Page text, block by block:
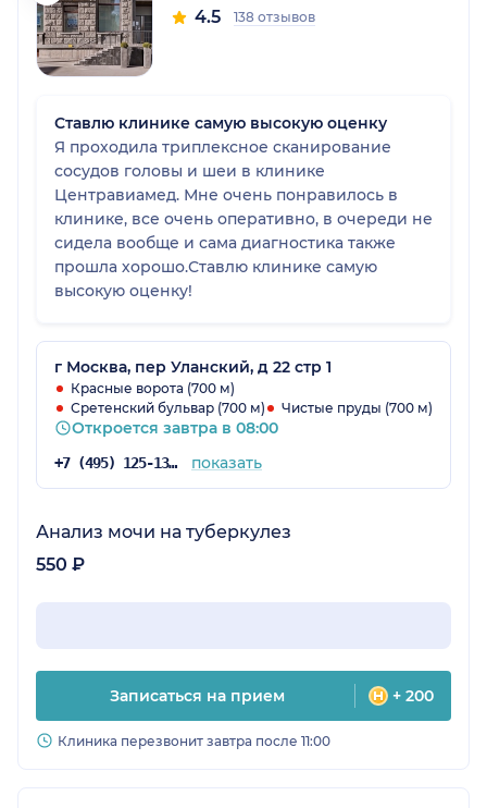
4.5 138 отзывов
Ставлю клинике самую высокую оценку
Я проходила триплексное сканирование
сосудов головы и шеи в клинике
Центравиамед. Мне очень понравилось в
клинике, все очень оперативно, в очереди не
сидела вообще и сама диагностика также
прошла хорошо.Ставлю клинике самую
высокую оценку!
г Москва, пер Уланский, д 22 стр 1
Красные ворота (700 м)
Сретенский бульвар (700 м)
Чистые пруды (700 м)
Откроется завтра в 08:00
+7 (495) 125-13-96 показать
Анализ мочи на туберкулез
550 ₽
Записаться на прием + 200
Клиника перезвонит завтра после 11:00